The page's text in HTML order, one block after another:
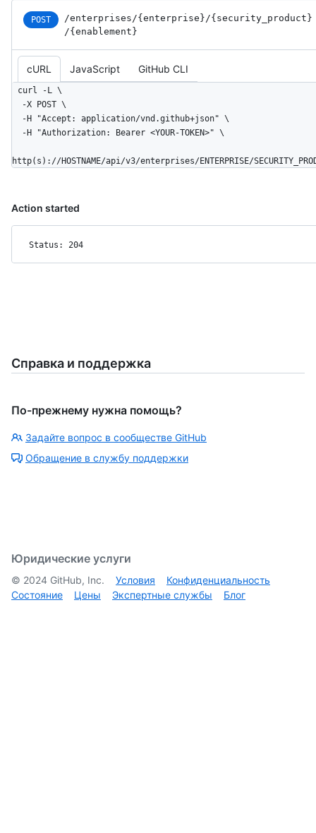
POST /enterprises /{enterprise} /{security_ product}
/{enablement}
cURL JavaScript GitHub CLI
curl -L \
http(s)://HOSTNAME/api/v3/enterprises/ENTERPRISE/
Action started
Status: 204
Справка и поддержка
По-прежнему нужна помощь?
Задайте вопрос в сообществе GitHub
Обращение в службу поддержки
Юридические услуги
© 2024 GitHub, Inc. Условия
Конфиденциальность
Состояние
Цены Экспертные службы Блог